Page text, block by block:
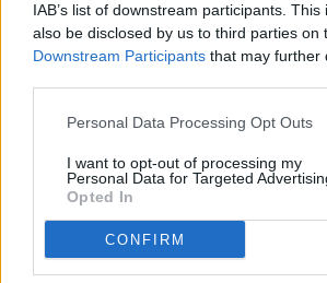
IAB’s list of downstream participants.
also be disclosed by us to third parties on
Downstream Participants that may further
Personal Data Processing Opt Outs
I want to opt-out of processing my
Personal Data for Targeted
Opted In
CONFIRM
Periferia
Pianella
Casa indipendente
di 180 mq ca.
129.000 €
Casa indipendete su due livelli con terreno,
magazzini
Visualizza dettaglio